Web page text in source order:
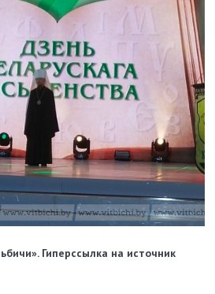
Гиперссылка на источник